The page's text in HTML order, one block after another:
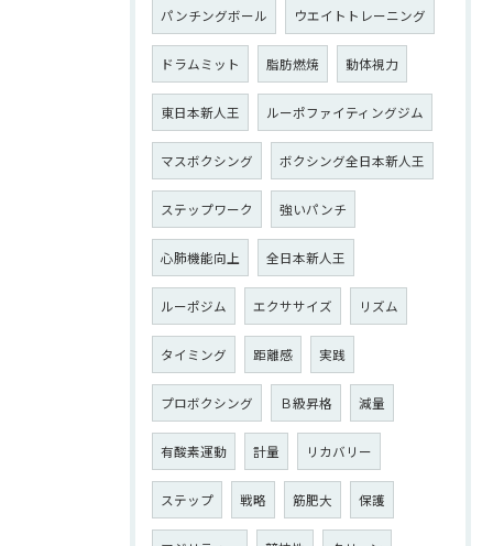
パンチングボール ウエイトトレーニング
ドラムミット 脂肪燃焼 動体視力
東日本新人王 ルーポファイティングジム
マスボクシング ボクシング全日本新人王
ステップワーク 強いパンチ
心肺機能向上 全日本新人王
ルーポジム エクササイズ リズム
タイミング 距離感 実践
プロボクシング Ｂ級昇格 減量
有酸素運動 計量 リカバリー
ステップ 戦略 筋肥大 保護